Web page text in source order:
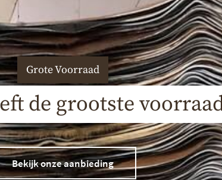
Grote Voorraad
de grootste
Bekijk onze aanbieding